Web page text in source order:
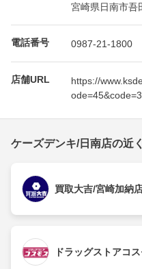
宮崎県日南市吾
電話番号 0987-21-1800
店舗URL
https://
ケーズデンキ/日南店の近
買取大吉/宮崎加納
ドラッグストアコ